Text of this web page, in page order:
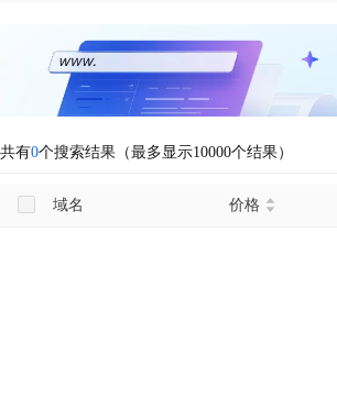
共有0个搜索结果（最多显示10000个结果）
域名 价格